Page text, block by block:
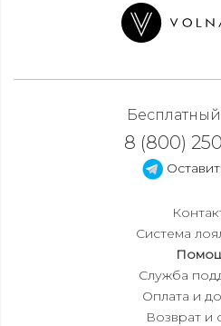
8 (800)
Система
Служба
Оплата и
Возврат и